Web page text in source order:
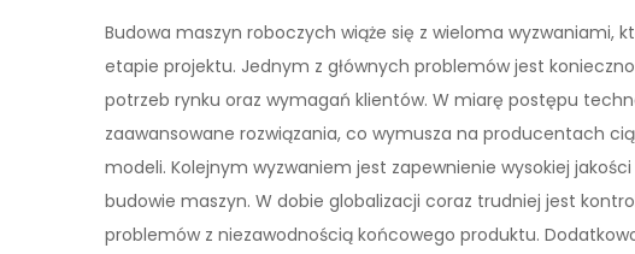
Budowa maszyn roboczych wiąże się z wieloma wyzwaniami,
etapie projektu. Jednym z głównych problemów jest
potrzeb rynku oraz wymagań klientów. W miarę postępu
zaawansowane rozwiązania, co wymusza na producentach
modeli. Kolejnym wyzwaniem jest zapewnienie wysokiej
budowie maszyn. W dobie globalizacji coraz trudniej jest
problemów z niezawodnością końcowego produktu.